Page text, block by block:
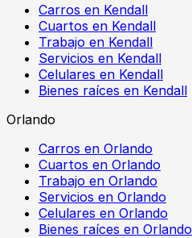
Carros en Kendall
Cuartos en Kendall
Trabajo en Kendall
Servicios en Kendall
Celulares en Kendall
Bienes raíces en Kendall
Orlando
Carros en Orlando
Cuartos en Orlando
Trabajo en Orlando
Servicios en Orlando
Celulares en Orlando
Bienes raíces en Orlando